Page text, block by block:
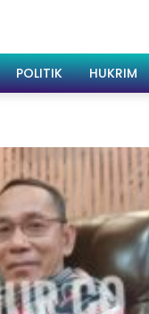
POLITIK HUKRIM